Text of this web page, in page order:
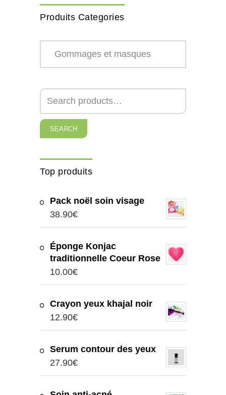
Produits Categories
SEARCH
Top produits
Pack noël soin visage
38.90€
Éponge Konjac
traditionnelle Coeur Rose
10.00€
Crayon yeux khajal noir
12.90€
Serum contour des yeux
27.90€